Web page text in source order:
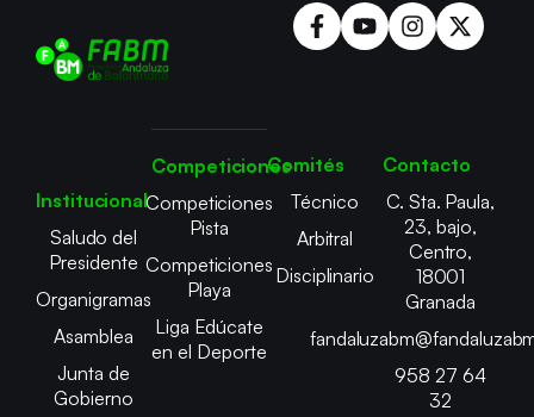
Institucional
Saludo del
Presidente
Organigramas
Asamblea
Junta de
Gobierno
Competiciones
Competiciones
Pista
Competiciones
Playa
Liga Edúcate
en el Deporte
Comités
Técnico
Arbitral
Disciplinario
Contacto
C. Sta. Paula,
23, bajo,
Centro,
18001
Granada
958 27 64
32